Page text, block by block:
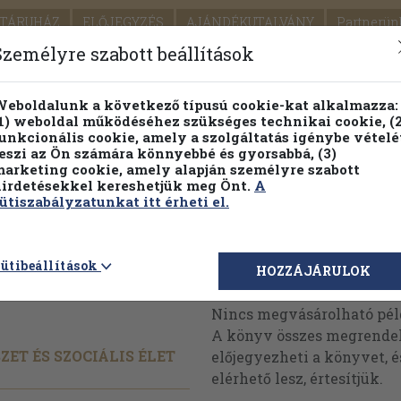
ELŐJEGYZÉS AJÁNDÉKUTALVÁNY
SEGÍTSÉG
PILLANATNYI ÁRAINK FENNTARTHATÓ
Részletes kereső Témaköri fa
ÉS SZOCIÁLIS ÉLET
Megvásárolható
Nincs megvásárolható
A könyv összes
előjegyezheti a könyvet,
elérhető lesz, értesítjük.
szabott beállítások
a következő típusú cookie-kat alkalmazza:
weboldal működéséhez szükséges technikai cookie,
cookie, amely a szolgáltatás igénybe
az Ön számára könnyebbé és gyorsabbá, (3)
cookie, amely alapján személyre szabott
kereshetjük meg Önt. A
itt érheti el.
HOZZÁJÁRULOK